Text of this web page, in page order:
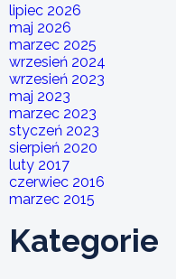
lipiec 2026
maj 2026
marzec 2025
wrzesień 2024
wrzesień 2023
maj 2023
marzec 2023
styczeń 2023
sierpień 2020
luty 2017
czerwiec 2016
marzec 2015
Kategorie